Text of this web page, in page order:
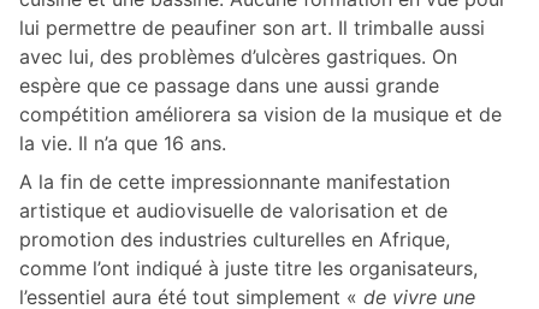
lui permettre de peaufiner son art. Il trimballe aussi
avec lui, des problèmes d’ulcères gastriques. On
espère que ce passage dans une aussi grande
compétition améliorera sa vision de la musique et de
la vie. Il n’a que 16 ans.
A la fin de cette impressionnante manifestation
artistique et audiovisuelle de valorisation et de
promotion des industries culturelles en Afrique,
comme l’ont indiqué à juste titre les organisateurs,
l’essentiel aura été tout simplement « de vivre une